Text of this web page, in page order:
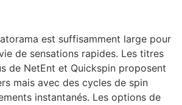
est suffisamment large pour
de sensations rapides. Les titres
de NetEnt et Quickspin proposent
mais avec des cycles de spin
instantanés. Les options de